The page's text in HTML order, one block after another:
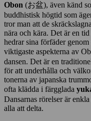
Obon (お盆), även känd
buddhistisk högtid som
tror man att de
nära och kära. Det är en
hedrar sina förfäder
viktigaste aspekterna av
dansen. Det är en
för att underhålla och
tonerna av japanska
ofta klädda i färgglada
Dansarnas rörelser är
alla att delta.